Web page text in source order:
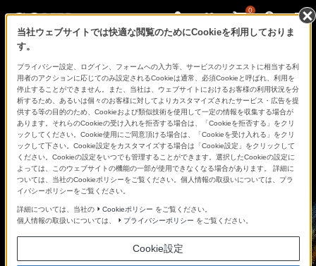
0
当社ウェブサイトでは快適な閲覧のためにCookieを利用しておりま
す。
プライバシー設定、ログイン、フォームへの入力等、サービスのリクエストに相当する利
用者のアクションに応じてのみ設定されるCookieは通常、必須Cookieと呼ばれ、利用を
停止することができません。また、当社は、ウェブサイトにおけるお客様の利用状況を分
析するため、あるいは個々のお客様に対してよりカスタマイズされたサービス・広告を提
供する等の目的のため、Cookieおよび類似技術を使用して一定の情報を収集する場合が
あります。それらのCookieの受け入れを拒否する場合は、「Cookieを拒否する」をクリ
ックしてください。Cookie使用にご同意頂ける場合は、「Cookieを受け入れる」をクリ
ックして下さい。Cookie設定をカスタマイズする場合は「Cookie設定」をクリックして
ください。Cookieの設定をいつでも管理することができます。選択したCookieの設定に
よっては、このウェブサイトの機能の一部が使用できなくなる場合があります。 詳細に
ついては、当社のCookieポリシーをご覧ください。個人情報の取扱いについては、プラ
イバシーポリシーをご覧ください。
詳細については、当社の Cookieポリシー をご覧ください。
個人情報の取扱いについては、
プライバシーポリシー をご覧ください。
Cookie設定